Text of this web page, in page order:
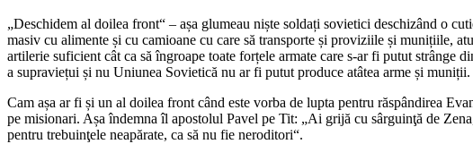
„Deschidem al doilea front“ – așa glumeau niște soldați sovietici deschizând o
masiv cu alimente și cu camioane cu care să transporte și proviziile și munițiile,
artilerie suficient cât ca să îngroape toate forțele armate care s-ar fi putut
a supraviețui și nu Uniunea Sovietică nu ar fi putut produce atâtea arme și muniții.
Cam așa ar fi și un al doilea front când este vorba de lupta pentru răspândirea
pe misionari. Așa îndemna îl apostolul Pavel pe Tit: „Ai grijă cu sârguinţă de
pentru trebuinţele neapărate, ca să nu fie neroditori“.